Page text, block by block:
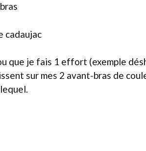
cadaujac
que je fais 1 effort (exemple
sur mes 2 avant-bras de